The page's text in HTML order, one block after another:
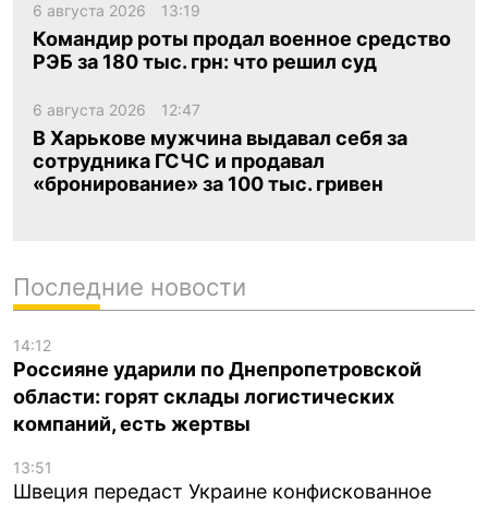
6 августа 2026 13:19
Командир роты продал военное средство
РЭБ за 180 тыс. грн: что решил суд
6 августа 2026 12:47
В Харькове мужчина выдавал себя за
сотрудника ГСЧС и продавал
«бронирование» за 100 тыс. гривен
Последние новости
14:12
Россияне ударили по Днепропетровской
области: горят склады логистических
компаний, есть жертвы
13:51
Швеция передаст Украине конфискованное